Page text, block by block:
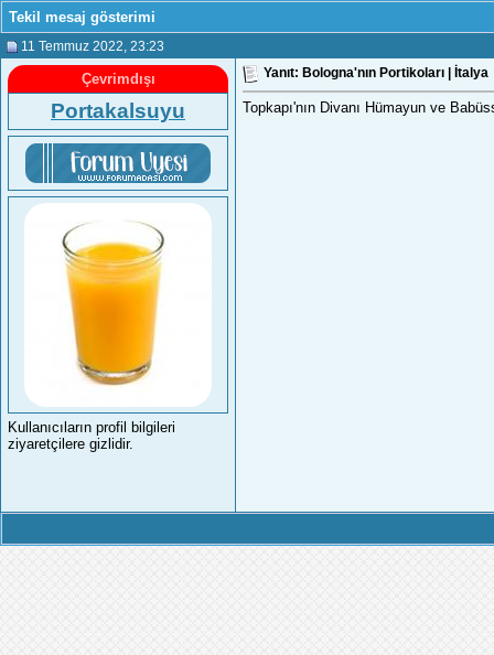
Tekil mesaj gösterimi
11 Temmuz 2022 , 23:23
Çevrimdışı
Portakalsuyu
Kullanıcıların profil bilgileri
ziyaretçilere gizlidir.
Yanıt: Bologna'nın Portikoları | İtalya
Topkapı'nın Divanı Hümayun ve